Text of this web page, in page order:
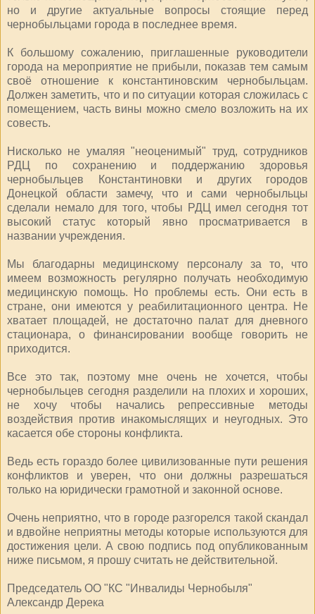
но и другие актуальные вопросы стоящие перед
чернобыльцами города в последнее время.
К большому сожалению, приглашенные руководители
города на мероприятие не прибыли, показав тем самым
своё отношение к константиновским чернобыльцам.
Должен заметить, что и по ситуации которая сложилась с
помещением, часть вины можно смело возложить на их
совесть.
Нисколько не умаляя "неоценимый" труд, сотрудников
РДЦ по сохранению и поддержанию здоровья
чернобыльцев Константиновки и других городов
Донецкой области замечу, что и сами чернобыльцы
сделали немало для того, чтобы РДЦ имел сегодня тот
высокий статус который явно просматривается в
названии учреждения.
Мы благодарны медицинскому персоналу за то, что
имеем возможность регулярно получать необходимую
медицинскую помощь. Но проблемы есть. Они есть в
стране, они имеются у реабилитационного центра. Не
хватает площадей, не достаточно палат для дневного
стационара, о финансировании вообще говорить не
приходится.
Все это так, поэтому мне очень не хочется, чтобы
чернобыльцев сегодня разделили на плохих и хороших,
не хочу чтобы начались репрессивные методы
воздействия против инакомыслящих и неугодных. Это
касается обе стороны конфликта.
Ведь есть гораздо более цивилизованные пути решения
конфликтов и уверен, что они должны разрешаться
только на юридически грамотной и законной основе.
Очень неприятно, что в городе разгорелся такой скандал
и вдвойне неприятны методы которые используются для
достижения цели. А свою подпись под опубликованным
ниже письмом, я прошу считать не действительной.
Председатель ОО "КС "Инвалиды Чернобыля"
Александр Дерека